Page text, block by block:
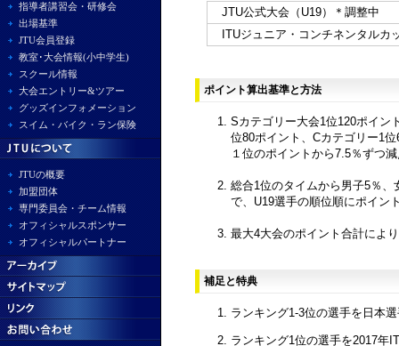
指導者講習会・研修会
出場基準
JTU会員登録
教室･大会情報(小中学生)
スクール情報
大会エントリー&ツアー
グッズインフォメーション
スイム・バイク・ラン保険
JTUの概要
加盟団体
専門委員会・チーム情報
オフィシャルスポンサー
オフィシャルパートナー
JTU公式大会（U19）＊調整中
ITUジュニア・コンチネンタルカ
ポイント算出基準と方法
Sカテゴリー大会1位120ポイン
位80ポイント、Cカテゴリー1
１位のポイントから7.5％ずつ
総合1位のタイムから男子5％
で、U19選手の順位順にポイン
最大4大会のポイント合計によ
補足と特典
ランキング1-3位の選手を日本
ランキング1位の選手を2017年